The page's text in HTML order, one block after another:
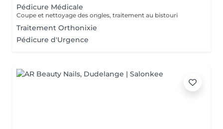
Pédicure Médicale
Coupe et nettoyage des ongles, traitement au bistouri
Traitement Orthonixie
Pédicure d'Urgence